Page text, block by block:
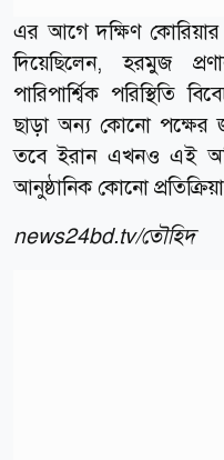
এর আগে দক্ষিণ কোরিয়ার
দিয়েছিলেন, হরমুজ
পারিপার্শ্বিক পরিস্থিতি
ছাড়া অন্য কোনো পক্ষের
তবে ইরান এখনও এই
আনুষ্ঠানিক কোনো
news24bd.tv/তৌহিদ